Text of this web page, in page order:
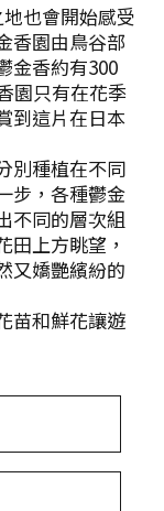
也會開始感受
香園由鳥谷部
金香約有300
園只有在花季
到這片在日本
別種植在不同
步，各種鬱金
不同的層次組
田上方眺望，
又嬌艷繽紛的
苗和鮮花讓遊